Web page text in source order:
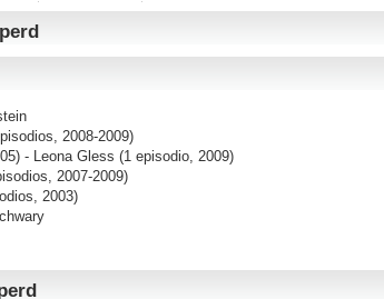
2008-2009)
- Leona Gless (1 episodio, 2009)
2007-2009)
2003)